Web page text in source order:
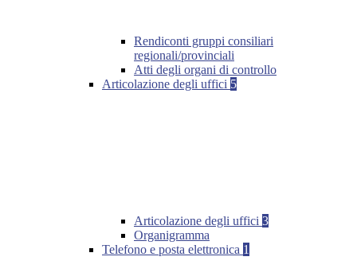
Rendiconti gruppi consiliari
regionali/provinciali
Atti degli organi di controllo
Articolazione degli uffici 5
Articolazione degli uffici 3
Organigramma
Telefono e posta elettronica 1